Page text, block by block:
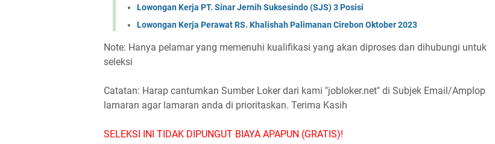
Lowongan Kerja PT. Sinar Jernih Suksesindo (SJS) 3 Posisi
Lowongan Kerja Perawat RS. Khalishah Palimanan Cirebon Oktober 2023
Note: Hanya pelamar yang memenuhi kualifikasi yang akan diproses dan dihubungi untuk
seleksi
Catatan: Harap cantumkan Sumber Loker dari kami "jobloker.net" di Subjek Email/Amplop
lamaran agar lamaran anda di prioritaskan. Terima Kasih
SELEKSI INI TIDAK DIPUNGUT BIAYA APAPUN (GRATIS)!